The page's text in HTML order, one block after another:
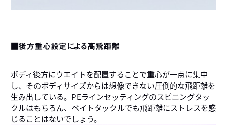
■後方重心設定による高飛距離
ボディ後方にウエイトを配置することで重心が一点に集中
し、そのボディサイズからは想像できない圧倒的な飛距離を
生み出している。PEラインセッティングのスピニングタッ
クルはもちろん、ベイトタックルでも飛距離にストレスを感
じることはないでしょう。